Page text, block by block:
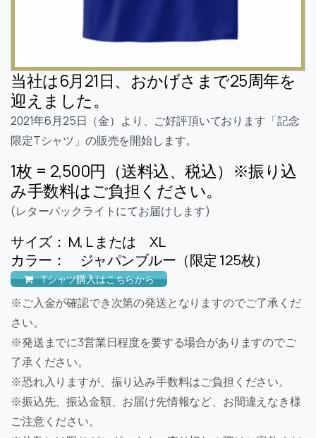
当社は6月21日、おかげさまで25周年を
迎えました。
2021年6月25日（金）より、ご好評頂いております「記念
限定Tシャツ」の販売を開始します。
1枚 = 2,500円（送料込、税込）※振り込
み手数料はご負担ください。
(レターパックライトにてお届けします)
サイズ： M, L または XL
カラー： ジャパンブルー（限定 125枚）
Tシャツ購入はこちらから
※ご入金が確認でき次第の発送となりますのでご了承くだ
さい。
※発送までに3営業日程度を要する場合がありますのでご
了承ください。
※恐れ入りますが、振り込み手数料はご負担ください。
※振込先、振込金額、お届け先情報など、お間違えなき様
ご注意ください。